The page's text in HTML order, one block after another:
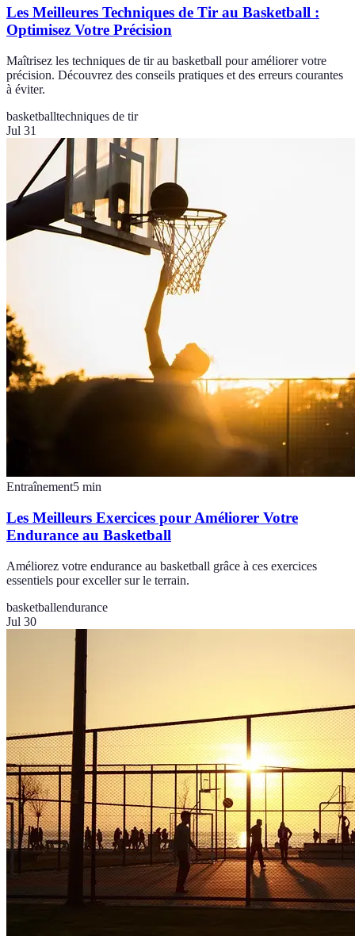
Les Meilleures Techniques de Tir au Basketball :
Optimisez Votre Précision
Maîtrisez les techniques de tir au basketball pour améliorer votre
précision. Découvrez des conseils pratiques et des erreurs courantes
à éviter.
basketballtechniques de tir
Jul 31
Entraînement5 min
Les Meilleurs Exercices pour Améliorer Votre
Endurance au Basketball
Améliorez votre endurance au basketball grâce à ces exercices
essentiels pour exceller sur le terrain.
basketballendurance
Jul 30